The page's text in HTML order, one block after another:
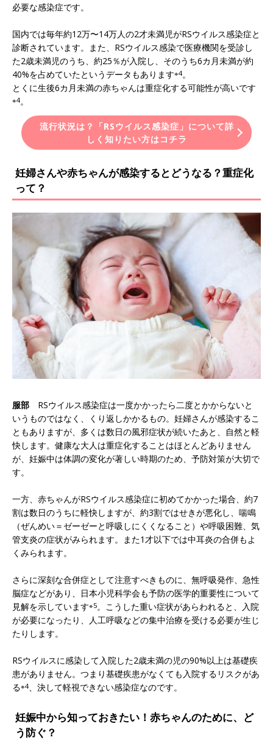
必要な感染症です。
国内では毎年約12万〜14万人の2才未満児がRSウイルス感染症と
診断されています。また、RSウイルス感染で医療機関を受診し
た2歳未満児のうち、約25％が入院し、そのうち6カ月未満が約
40%を占めていたというデータもあります※4。
とくに生後6カ月未満の赤ちゃんは重症化する可能性が高いです
※4。
流行状況は？「RSウイルス感染症」について詳
しく知りたい方はコチラ
妊婦さんや赤ちゃんが感染するとどうなる？重症化
って？
服部 RSウイルス感染症は一度かかったら二度とかからないと
いうものではなく、くり返しかかるもの。妊婦さんが感染するこ
ともありますが、多くは数日の風邪症状が続いたあと、自然と軽
快します。健康な大人は重症化することはほとんどありません
が、妊娠中は体調の変化が著しい時期のため、予防対策が大切で
す。
一方、赤ちゃんがRSウイルス感染症に初めてかかった場合、約7
割は数日のうちに軽快しますが、約3割ではせきが悪化し、喘鳴
（ぜんめい＝ゼーゼーと呼吸しにくくなること）や呼吸困難、気
管支炎の症状がみられます。また1才以下では中耳炎の合併もよ
くみられます。
さらに深刻な合併症として注意すべきものに、無呼吸発作、急性
脳症などがあり、日本小児科学会も予防の医学的重要性について
見解を示しています※5。こうした重い症状があらわれると、入院
が必要になったり、人工呼吸などの集中治療を受ける必要が生じ
たりします。
RSウイルスに感染して入院した2歳未満の児の90%以上は基礎疾
患がありません。つまり基礎疾患がなくても入院するリスクがあ
る※4、決して軽視できない感染症なのです。
妊娠中から知っておきたい！赤ちゃんのために、ど
う防ぐ？